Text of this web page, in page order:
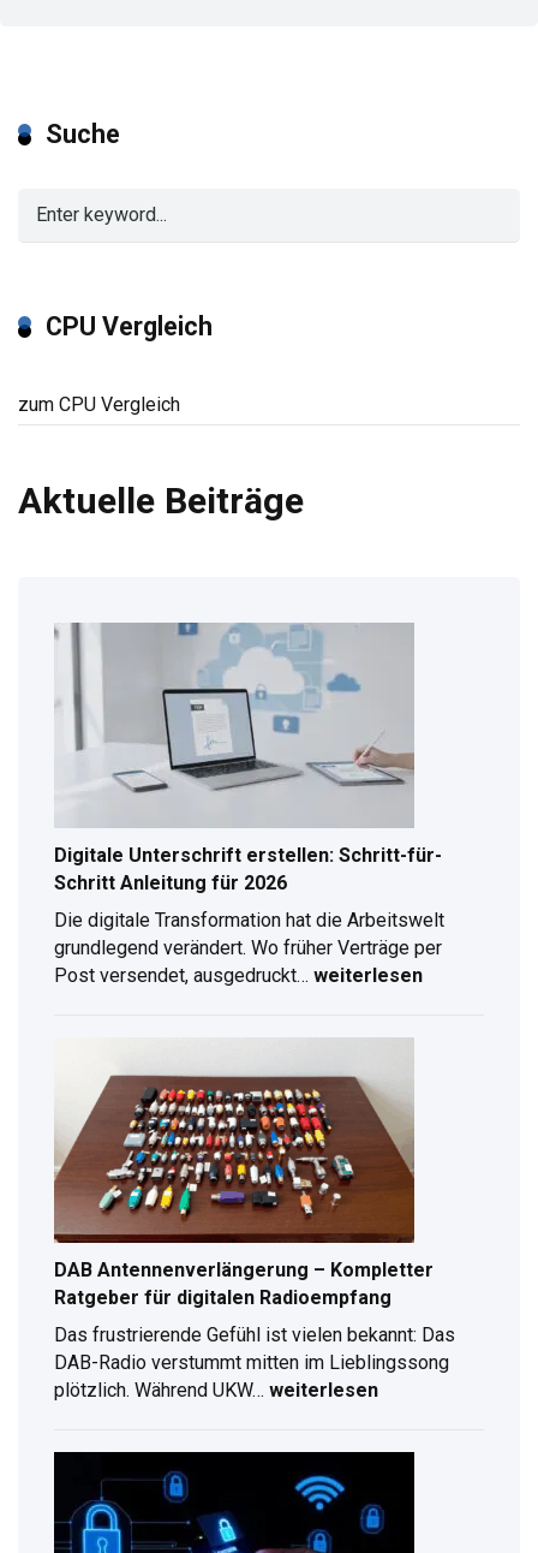
Suche
CPU Vergleich
zum CPU Vergleich
Aktuelle Beiträge
Digitale Unterschrift erstellen: Schritt-für-
Schritt Anleitung für 2026
Die digitale Transformation hat die Arbeitswelt
grundlegend verändert. Wo früher Verträge per
Post versendet, ausgedruckt…
Schritt
Anleitung
für
2026
weiterlesen
DAB Antennenverlängerung – Kompletter
Ratgeber für digitalen Radioempfang
Das frustrierende Gefühl ist vielen bekannt: Das
DAB-Radio verstummt mitten im Lieblingssong
plötzlich. Während UKW…
Kompletter
Ratgeber
für
digitalen
weiterlesen